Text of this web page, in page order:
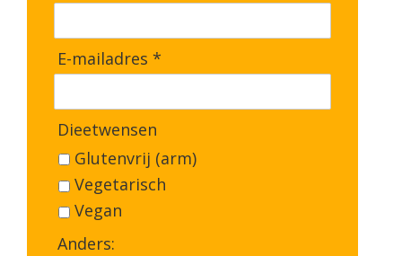
E-mailadres *
Dieetwensen
Glutenvrij (arm)
Vegetarisch
Vegan
Anders: